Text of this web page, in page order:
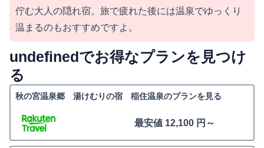
佇む大人の隠れ宿。旅で疲れた後には温泉でゆっくり
温まるのもおすすめですよ。
undefinedでお得なプランを見つけ
る
秋の宮温泉郷 湯けむりの宿 稲住温泉のプランを見る
最安値 12,100 円～